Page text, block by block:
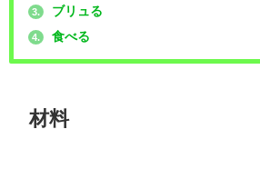
3. ブリュる
4. 食べる
材料